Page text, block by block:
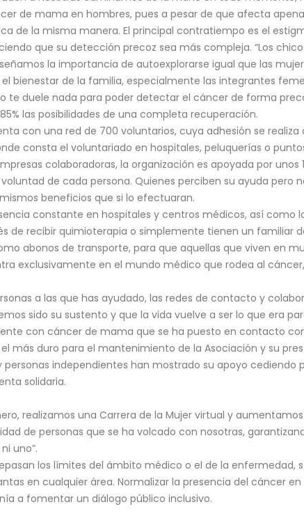
de mama en hombres, pues a pesar de que afecta
de la misma manera. El principal contratiempo es el
que su detección precoz sea más compleja. “Los
la importancia de autoexplorarse igual que las
bienestar de la familia, especialmente las integrantes
te duele nada para poder detectar el cáncer de forma
las posibilidades de una completa recuperación.
con una red de 700 voluntarios, cuya adhesión se
consta el voluntariado en hospitales, peluquerías o
colaboradoras, la organización es apoyada por unos
de cada persona. Quienes perciben su ayuda pero
beneficios que si lo efectuaran.
constante en hospitales y centros médicos, así como
de recibir quimioterapia o simplemente tienen un familiar
abonos de transporte, para que aquellas que viven en
exclusivamente en el mundo médico que rodea al
a las que has ayudado, las redes de contacto y
sido su sustento y que la vida vuelve a ser lo que era
con cáncer de mama que se ha puesto en contacto
más duro para el mantenimiento de la Asociación y su
independientes han mostrado su apoyo cediendo
solidaria.
realizamos una Carrera de la Mujer virtual y
de personas que se ha volcado con nosotras,
uno”.
los límites del ámbito médico o el de la enfermedad,
en cualquier área. Normalizar la presencia del cáncer
a fomentar un diálogo público inclusivo.